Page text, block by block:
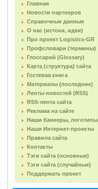
Главная
Новости партнеров
Справочные данные
О нас (истоки, идеи)
Про проект Logistics-GR
Профсловари (термины)
Глоссарий (Glossary)
Карта (структура) сайта
Гостевая книга
Материалы (последние)
Ленты новостей (RSS)
RSS-лента сайта
Реклама на сайте
Наши баннеры, логотипы
Наши Интернет-проекты
Правила сайта
Контакты
Тэги сайта (основные)
Тэги сайта (случайные)
Поддержать проект